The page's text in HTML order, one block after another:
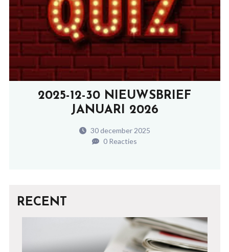
2025-12-30 NIEUWSBRIEF
JANUARI 2026
30 december 2025
0 Reacties
RECENT